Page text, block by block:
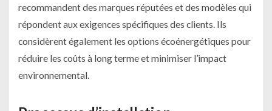
recommandent des marques réputées et des modèles qui
répondent aux exigences spécifiques des clients. Ils
considèrent également les options écoénergétiques pour
réduire les coûts à long terme et minimiser l’impact
environnemental.